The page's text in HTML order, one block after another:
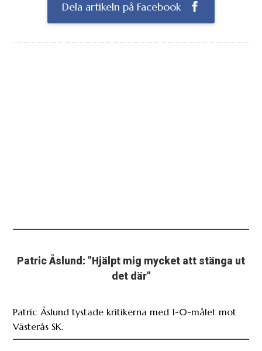
Dela artikeln på Facebook
Patric Åslund: ”Hjälpt mig mycket att stänga ut
det där”
Patric Åslund tystade kritikerna med 1-0-målet mot
Västerås SK.